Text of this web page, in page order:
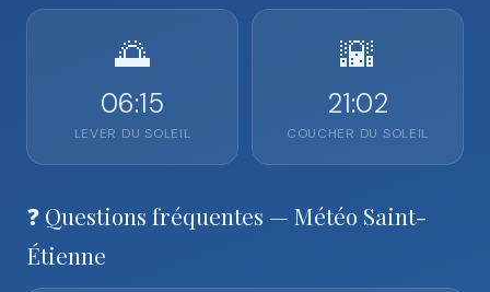
🌅
06:15
LEVER DU SOLEIL
🌇
21:02
COUCHER DU SOLEIL
❓ Questions fréquentes — Météo Saint-
Étienne